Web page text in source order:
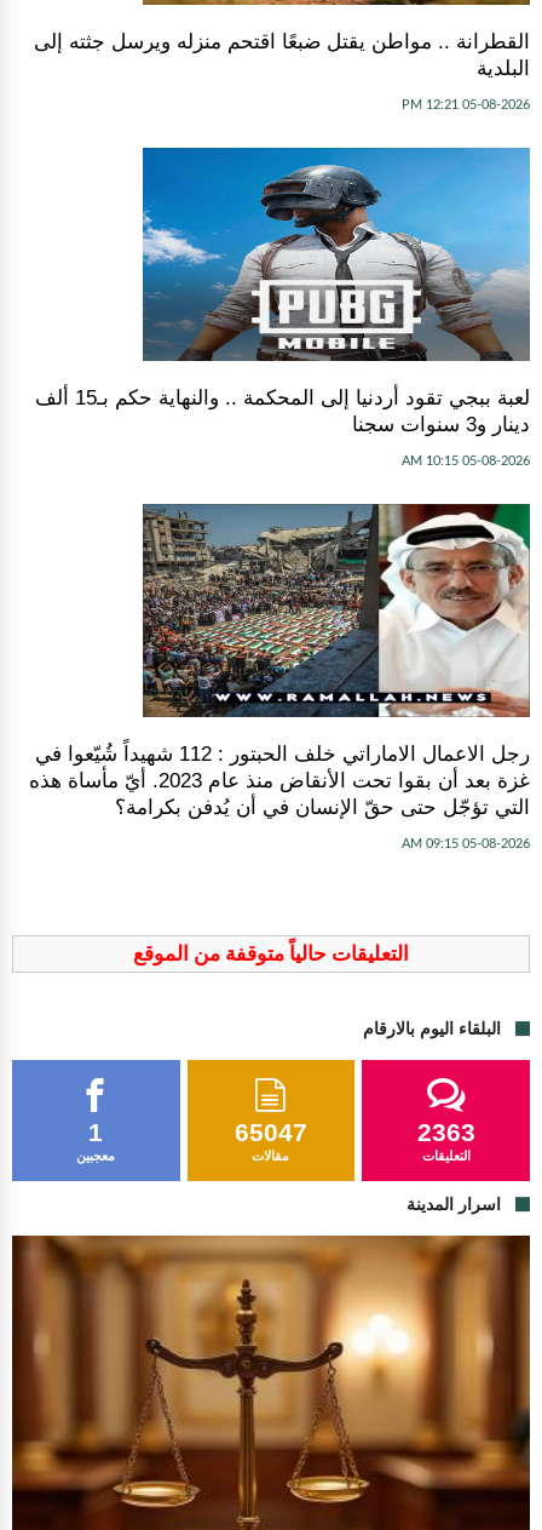
القطرانة .. مواطن يقتل ضبعًا اقتحم منزله ويرسل جثته إلى
البلدية
05-08-2026 12:21 PM
لعبة ببجي تقود أردنيا إلى المحكمة .. والنهاية حكم بـ15 ألف
دينار و3 سنوات سجنا
05-08-2026 10:15 AM
رجل الاعمال الاماراتي خلف الحبتور : 112 شهيداً شُيّعوا في
‫غزة‬ بعد أن بقوا تحت الأنقاض منذ عام 2023. أيّ مأساة هذه
التي تؤجّل حتى حقّ الإنسان في أن يُدفن بكرامة؟
05-08-2026 09:15 AM
التعليقات حالياً متوقفة من الموقع
البلقاء اليوم بالارقام
1
معجبين
65047
مقالات
2363
التعليقات
اسرار المدينة